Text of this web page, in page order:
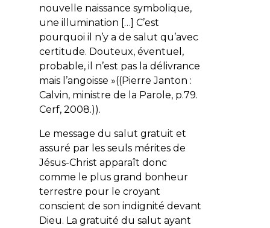
nouvelle naissance symbolique,
une illumination […] C’est
pourquoi il n’y a de salut qu’avec
certitude. Douteux, éventuel,
probable, il n’est pas la délivrance
mais l’angoisse »((Pierre Janton :
Calvin, ministre de la Parole, p.79.
Cerf, 2008.)).
Le message du salut gratuit et
assuré par les seuls mérites de
Jésus-Christ apparaît donc
comme le plus grand bonheur
terrestre pour le croyant
conscient de son indignité devant
Dieu. La gratuité du salut ayant